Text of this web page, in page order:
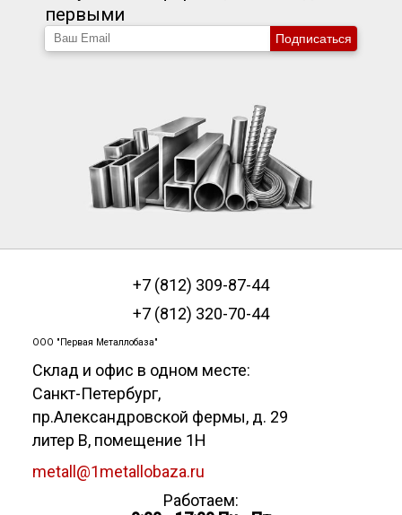
первыми
Подписаться
+7 (812) 309-87-44
+7 (812) 320-70-44
ООО "Первая Металлобаза"
Склад и офис в одном месте:
Санкт-Петербург,
пр.Александровской фермы, д. 29
литер В, помещение 1Н
metall@1metallobaza.ru
Работаем: